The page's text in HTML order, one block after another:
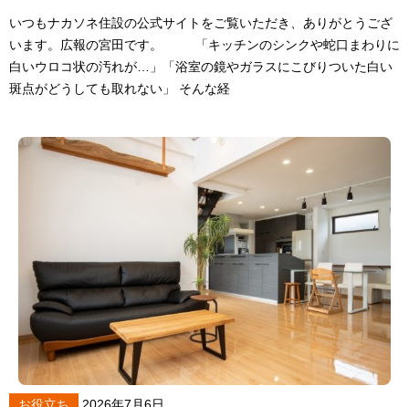
いつもナカソネ住設の公式サイトをご覧いただき、ありがとうござ
います。広報の宮田です。 「キッチンのシンクや蛇口まわりに
白いウロコ状の汚れが…」「浴室の鏡やガラスにこびりついた白い
斑点がどうしても取れない」 そんな経